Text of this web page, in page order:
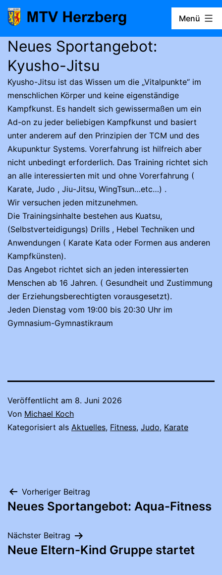
Zum
Inhalt
MTV
Menü
Neues Sportangebot:
Kyusho-Jitsu
Kyusho-Jitsu ist das Wissen um die „Vitalpunkte“ im
menschlichen Körper und keine eigenständige
Kampfkunst. Es handelt sich gewissermaßen um ein
Ad-on zu jeder beliebigen Kampfkunst und basiert
unter anderem auf den Prinzipien der TCM und des
Akupunktur Systems. Vorerfahrung ist hilfreich aber
nicht unbedingt erforderlich. Das Training richtet sich
an alle interessierten mit und ohne Vorerfahrung (
Karate, Judo , Jiu-Jitsu, WingTsun…etc…) .
Wir versuchen jeden mitzunehmen.
Die Trainingsinhalte bestehen aus Kuatsu,
(Selbstverteidigungs) Drills , Hebel Techniken und
Anwendungen ( Karate Kata oder Formen aus anderen
Kampfkünsten).
Das Angebot richtet sich an jeden interessierten
Menschen ab 16 Jahren. ( Gesundheit und Zustimmung
der Erziehungsberechtigten vorausgesetzt).
Jeden Dienstag vom 19:00 bis 20:30 Uhr im
Gymnasium-Gymnastikraum
Veröffentlicht am 8. Juni 2026
Von Michael Koch
Kategorisiert als Aktuelles, Fitness, Judo, Karate
Beitragsnavigation
Vorheriger Beitrag
Neues Sportangebot: Aqua-Fitness
Nächster Beitrag
Neue Eltern-Kind Gruppe startet